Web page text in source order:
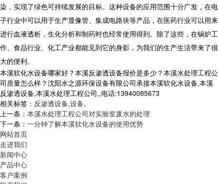
染，实现了绿色可持续发展的目标。这种设备的应用范围十分广发，在电
子行业中可以用于生产显像管、集成电路块等产品，在医药行业可以用来
进行血液透析，生化分析和制药时也经常使用得到。除了这些，在锅炉工
作、食品行业、化工产业都能见到它的身影，为我们的生产生活带来了很
大的便利。
本溪软化水设备哪家好？本溪反渗透设备报价是多少？本溪水处理工程公
司质量怎么样？沈阳水之源环保设备有限公司承接本溪软化水设备,本溪
反渗透设备,本溪水处理工程公司,,电话:13940085673
相关标签： 反渗透设备,设备,
上一条： 本溪水处理工程公司对实验室废水的处理
下一条： 一分钟了解本溪软化水设备的使用优势
网站首页
走进我们
新闻中心
产品中心
客户案例